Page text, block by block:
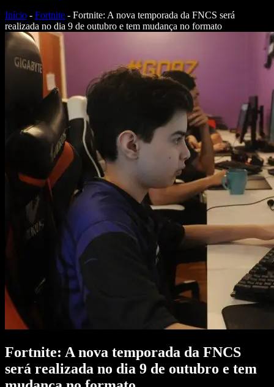
Início - Fortnite - Fortnite: A nova temporada da FNCS será
realizada no dia 9 de outubro e tem mudança no formato
Fortnite: A nova temporada da FNCS
será realizada no dia 9 de outubro e tem